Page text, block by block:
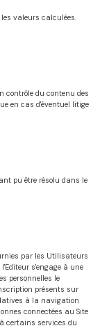
valeurs calculées.
contrôle du contenu des
en cas d'éventuel litige
pu être résolu dans le
par les Utilisateurs
s'engage à une
personnelles le
présents sur
à la navigation
connectées au Site
certains services du